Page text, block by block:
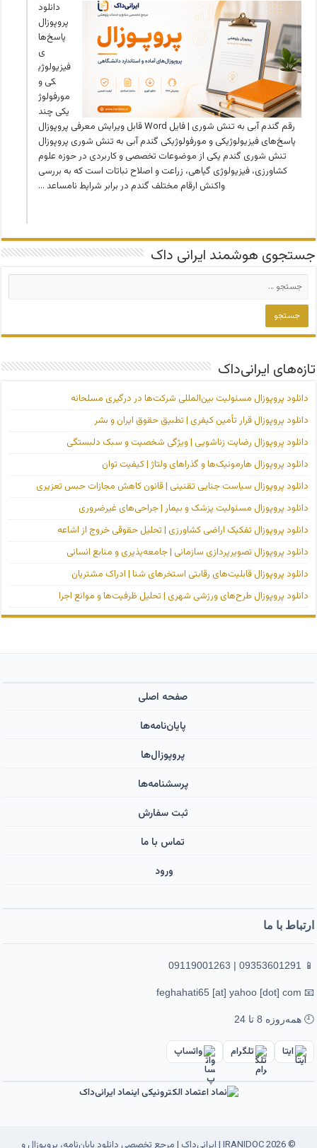
دانلود
پروپوزال
پاسخ‌ها
ی
فیزیولوژی
کی و
مورفولوژ
یکی چند
رقم گندم آبی به تنش شوری | فایل Word قابل ویرایش معرفی پروپوزال
پاسخ‌های فیزیولوژیکی و مورفولوژیکی گندم آبی به تنش شوری پروپوزال
تنش شوری گندم یکی از موضوعات تخصصی و کاربردی در حوزه علوم
کشاورزی، فیزیولوژی گیاهی، زراعت و اصلاح نباتات است که به بررسی
واکنش ارقام مختلف گندم در برابر شرایط نامساعد …
جستجوی هوشمند ایرانی داک
تازه‌های ایرانی‌داک
دانلود پروپوزال مسئولیت بین‌المللی شرکت‌ها در درگیری مسلحانه
دانلود پروپوزال قرار تأمین کیفری | تطبیق حقوق ایران و بشر
دانلود پروپوزال رضایت زناشویی | ویژگی شخصیت و سبک دلبستگی
دانلود پروپوزال هارمونیک‌ها و گذراهای ولتاژ | کیفیت توان
دانلود پروپوزال سیاست جنایی تقنینی | قانون کاهش مجازات حبس تعزیری
دانلود پروپوزال مسئولیت پزشک و بیمار | جراحی‌های غیرضروری
دانلود پروپوزال تفکیک اراضی کشاورزی | تحلیل حقوقی خروج از اشاعه
دانلود پروپوزال تصویرپردازی سازمانی | جامعه‌پذیری و منابع انسانی
دانلود پروپوزال قابلیت‌های رقابتی استخرهای شنا | ادراک مشتریان
دانلود پروپوزال طرح‌های ورزشی شهری | تحلیل ظرفیت‌ها و موانع اجرا
صفحه اصلی
پایان‌نامه‌ها
پروپوزال‌ها
پرسشنامه‌ها
ثبت سفارش
تماس با ما
ورود ‌
ارتباط با ما
📱 09353601291 | 09119001263
📧 feghahati65 [at] yahoo [dot] com
🕘 همه‌روزه 8 تا 24
ایتا تلگرام واتساپ